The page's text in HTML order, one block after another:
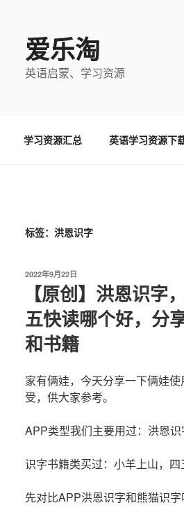
爱乐淘
英语启蒙、学习资源
学习资源汇总 英语学习资源下
标签：洪恩识字
发
2022年9月22日
【原创】洪恩识字
五快读哪个好，分
和书籍
家有俩娃，今天分享一下俩娃
受，供大家参考。
APP类型我们主要用过：洪恩识
识字书籍类买过：小羊上山，四
先对比APP洪恩识字和熊猫识